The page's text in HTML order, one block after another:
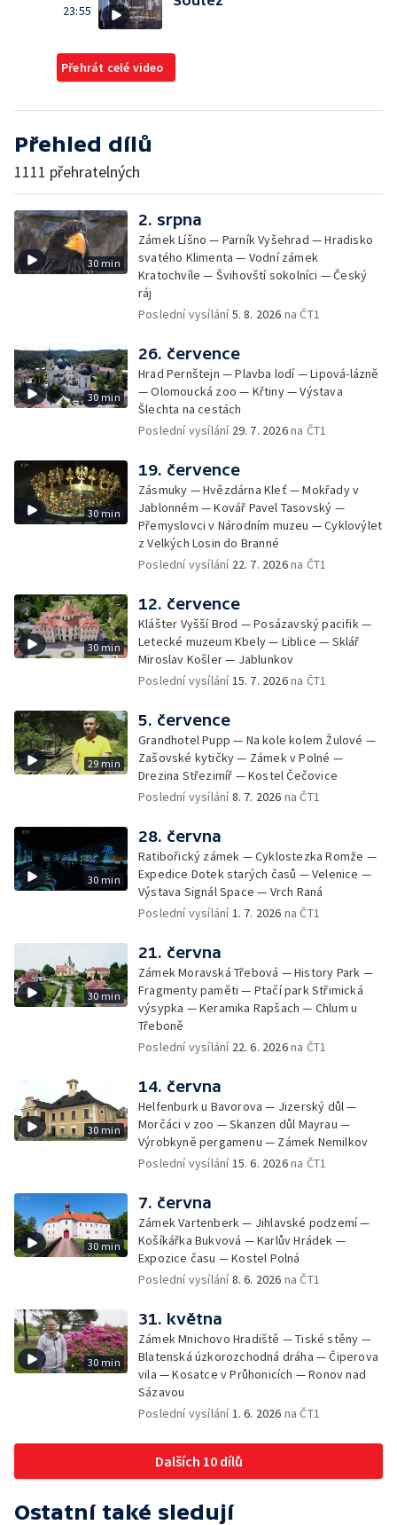
23:55
Přehrát celé video
Přehled dílů
1111 přehratelných
30 min
2. srpna
Zámek Líšno — Parník Vyšehrad — Hradisko
svatého Klimenta — Vodní zámek
Kratochvíle — Švihovští sokolníci — Český
ráj
Poslední vysílání5. 8. 2026 na ČT1
30 min
26. července
Hrad Pernštejn — Plavba lodí — Lipová-lázně
— Olomoucká zoo — Křtiny — Výstava
Šlechta na cestách
Poslední vysílání 29. 7. 2026na ČT1
30 min
19. července
Zásmuky — Hvězdárna Kleť — Mokřady v
Jablonném — Kovář Pavel Tasovský —
Přemyslovci v Národním muzeu — Cyklovýlet
z Velkých Losin do Branné
Poslední vysílání 22. 7. 2026na ČT1
30 min
12. července
Klášter Vyšší Brod — Posázavský pacifik —
Letecké muzeum Kbely — Liblice — Sklář
Miroslav Košler — Jablunkov
Poslední vysílání 15. 7. 2026na ČT1
29 min
5. července
Grandhotel Pupp — Na kole kolem Žulové —
Zašovské kytičky — Zámek v Polné —
Drezina Střezimíř — Kostel Čečovice
Poslední vysílání8. 7. 2026 na ČT1
30 min
28. června
Ratibořický zámek — Cyklostezka Romže —
Expedice Dotek starých časů — Velenice —
Výstava Signál Space — Vrch Raná
Poslední vysílání 1. 7. 2026 na ČT1
30 min
21. června
Zámek Moravská Třebová — History Park —
Fragmenty paměti — Ptačí park Střimická
výsypka — Keramika Rapšach — Chlum u
Třeboně
Poslední vysílání 22. 6. 2026na ČT1
30 min
14. června
Helfenburk u Bavorova — Jizerský důl —
Morčáci v zoo — Skanzen důl Mayrau —
Výrobkyně pergamenu — Zámek Nemilkov
Poslední vysílání 15. 6. 2026na ČT1
30 min
7. června
Zámek Vartenberk — Jihlavské podzemí —
Košíkářka Bukvová — Karlův Hrádek —
Expozice času — Kostel Polná
Poslední vysílání8. 6. 2026 na ČT1
30 min
31. května
Zámek Mnichovo Hradiště — Tiské stěny —
Blatenská úzkorozchodná dráha — Čiperova
vila — Kosatce v Průhonicích — Ronov nad
Sázavou
Poslední vysílání 1. 6. 2026 na ČT1
Dalších 10 dílů
Ostatní také sledují